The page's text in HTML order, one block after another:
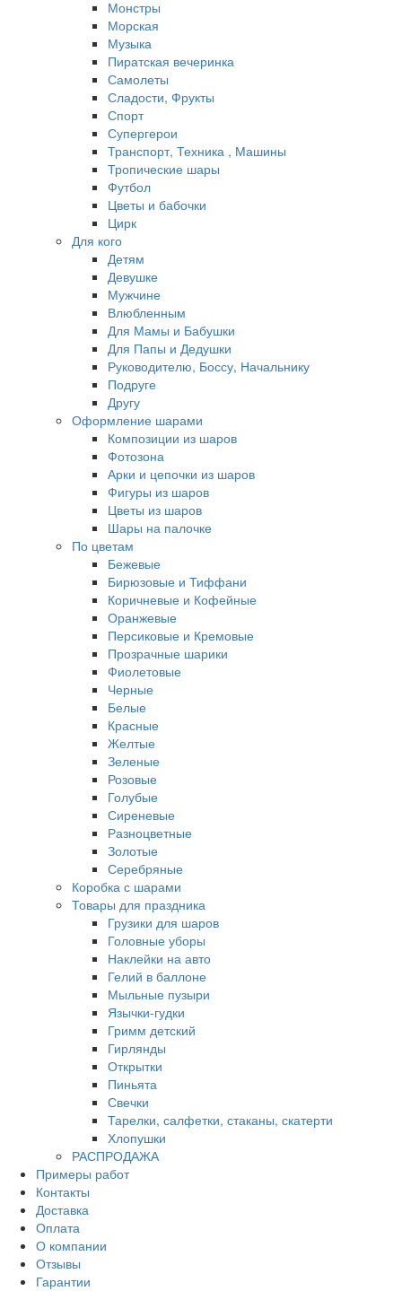
Монстры
Морская
Музыка
Пиратская вечеринка
Самолеты
Сладости, Фрукты
Спорт
Супергерои
Транспорт, Техника , Машины
Тропические шары
Футбол
Цветы и бабочки
Цирк
Для кого
Детям
Девушке
Мужчине
Влюбленным
Для Мамы и Бабушки
Для Папы и Дедушки
Руководителю, Боссу, Начальнику
Подруге
Другу
Оформление шарами
Композиции из шаров
Фотозона
Арки и цепочки из шаров
Фигуры из шаров
Цветы из шаров
Шары на палочке
По цветам
Бежевые
Бирюзовые и Тиффани
Коричневые и Кофейные
Оранжевые
Персиковые и Кремовые
Прозрачные шарики
Фиолетовые
Черные
Белые
Красные
Желтые
Зеленые
Розовые
Голубые
Сиреневые
Разноцветные
Золотые
Серебряные
Коробка с шарами
Товары для праздника
Грузики для шаров
Головные уборы
Наклейки на авто
Гелий в баллоне
Мыльные пузыри
Язычки-гудки
Гримм детский
Гирлянды
Открытки
Пиньята
Свечки
Тарелки, салфетки, стаканы, скатерти
Хлопушки
РАСПРОДАЖА
Примеры работ
Контакты
Доставка
Оплата
О компании
Отзывы
Гарантии